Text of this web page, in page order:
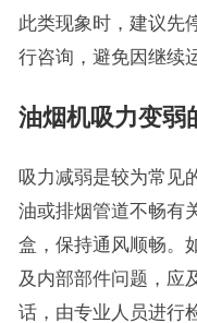
此类现象时，建议先
行咨询，避免因继续
油烟机吸力变弱
吸力减弱是较为常见
油或排烟管道不畅有
盒，保持通风顺畅。
及内部部件问题，应
话，由专业人员进行